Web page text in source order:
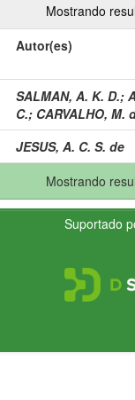
Mostrando
Autor(es)
SALMAN, A. K. D.;
C.; CARVALHO, M.
JESUS, A. C. S. de
Mostrando
Suportado